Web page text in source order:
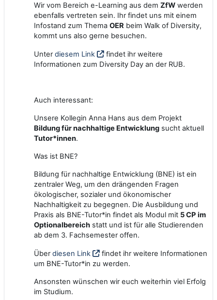
Wir vom Bereich e-Learning aus dem ZfW werden
ebenfalls vertreten sein. Ihr findet uns mit einem
Infostand zum Thema OER beim Walk of Diversity,
kommt uns also gerne besuchen.
Unterdiesem Link
findet ihr weitere
Informationen zum Diversity Day an der RUB.
Auch interessant:
Unsere Kollegin Anna Hans aus dem Projekt
Bildung für nachhaltige Entwicklung sucht aktuell
Tutor*innen.
Was ist BNE?
Bildung für nachhaltige Entwicklung (BNE) ist ein
zentraler Weg, um den drängenden Fragen
ökologischer, sozialer und ökonomischer
Nachhaltigkeit zu begegnen. Die Ausbildung und
Praxis als BNE-Tutor*in findet als Modul mit 5 CP im
Optionalbereich statt und ist für alle Studierenden
ab dem 3. Fachsemester offen.
Überdiesen Link
findet ihr weitere Informationen
um BNE-Tutor*in zu werden.
Ansonsten wünschen wir euch weiterhin viel Erfolg
im Studium.